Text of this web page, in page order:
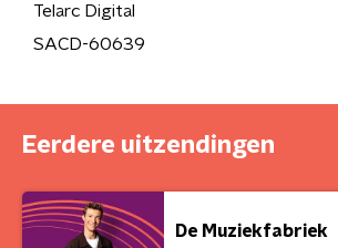
Telarc Digital
SACD-60639
Eerdere uitzendingen
De Muziekfabriek